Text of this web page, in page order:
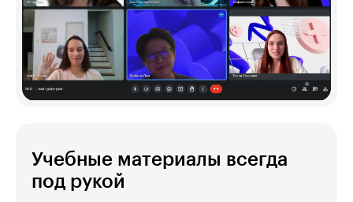
Учебные материалы всегда
под рукой